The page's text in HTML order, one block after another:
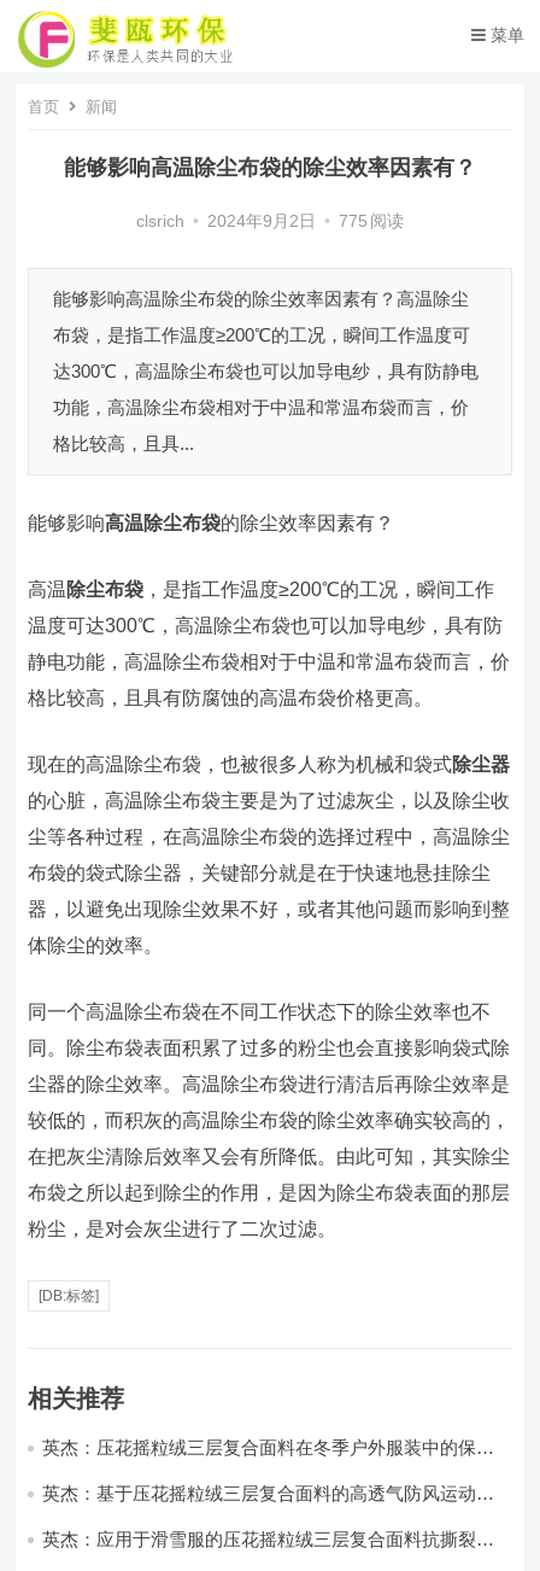
菜单
首页 新闻
能够影响高温除尘布袋的除尘效率因素有？
clsrich • 2024年9月2日 • 775 阅读
能够影响高温除尘布袋的除尘效率因素有？高温除尘
布袋，是指工作温度≥200℃的工况，瞬间工作温度可
达300℃，高温除尘布袋也可以加导电纱，具有防静电
功能，高温除尘布袋相对于中温和常温布袋而言，价
格比较高，且具...
能够影响高温除尘布袋的除尘效率因素有？
高温除尘布袋 ，是指工作温度≥200℃的工况，瞬间工作
温度可达300℃，高温除尘布袋也可以加导电纱，具有防
静电功能，高温除尘布袋相对于中温和常温布袋而言，价
格比较高，且具有防腐蚀的高温布袋价格更高。
现在的高温除尘布袋，也被很多人称为机械和袋式除尘器
的心脏，高温除尘布袋主要是为了过滤灰尘，以及除尘收
尘等各种过程，在高温除尘布袋的选择过程中，高温除尘
布袋的袋式除尘器，关键部分就是在于快速地悬挂除尘
器，以避免出现除尘效果不好，或者其他问题而影响到整
体除尘的效率。
同一个高温除尘布袋在不同工作状态下的除尘效率也不
同。除尘布袋表面积累了过多的粉尘也会直接影响袋式除
尘器的除尘效率。高温除尘布袋进行清洁后再除尘效率是
较低的，而积灰的高温除尘布袋的除尘效率确实较高的，
在把灰尘清除后效率又会有所降低。由此可知，其实除尘
布袋之所以起到除尘的作用，是因为除尘布袋表面的那层
粉尘，是对会灰尘进行了二次过滤。
[DB:标签]
相关推荐
英杰：压花摇粒绒三层复合面料在冬季户外服装中的保暖
英杰：基于压花摇粒绒三层复合面料的高透气防风运动服
英杰：应用于滑雪服的压花摇粒绒三层复合面料抗撕裂与